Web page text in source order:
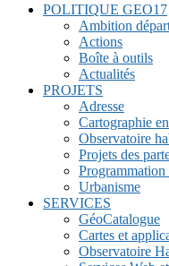
POLITIQUE GEO17
Ambition
Actions
Boîte à outils
Actualités
PROJETS
Adresse
Cartographie
Observatoire
Projets des
Urbanisme
SERVICES
GéoCatalogue
Cartes et
Observatoire